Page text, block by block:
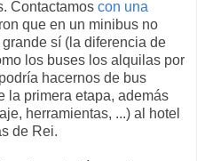
Contactamos con una
que en un minibus no
sí (la diferencia de
los buses los alquilas por
hacernos de bus
la primera etapa, además
herramientas, ...) al hotel
de Rei.